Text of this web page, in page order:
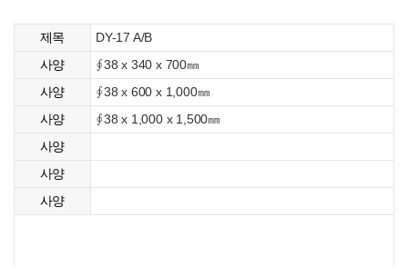
제목 DY-17 A/B
사양 ∮38 x 340 x 700㎜
사양 ∮38 x 600 x 1,000㎜
사양 ∮38 x 1,000 x 1,500㎜
사양
사양
사양